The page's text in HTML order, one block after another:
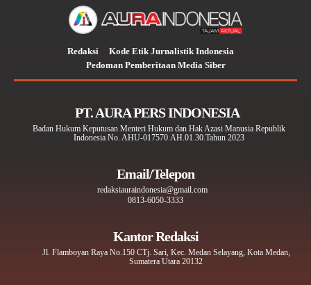
Redaksi
Kode Etik Jurnalistik Indonesia
Pedoman Pemberitaan Media Siber
PT. AURA PERS INDONESIA
Badan Hukum Keputusan Menteri Hukum dan Hak Azasi Manusia Republik
Indonesia No. AHU-017570.AH.01.30.Tahun 2023
Email/Telepon
redaksiauraindonesia@gmail.com
0813-6050-3333
Kantor Redaksi
Jl. Flamboyan Raya No.150 CTj. Sari, Kec. Medan Selayang, Kota Medan,
Sumatera Utara 20132